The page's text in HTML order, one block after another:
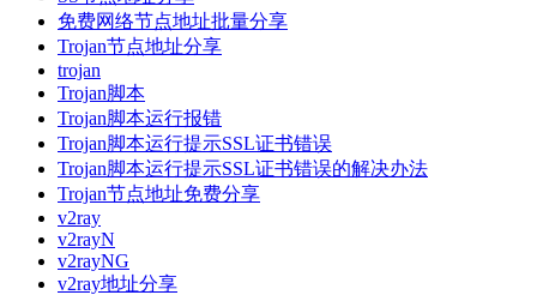
免费网络节点地址批量分享
Trojan节点地址分享
trojan
Trojan脚本
Trojan脚本运行报错
Trojan脚本运行提示SSL证书错误
Trojan脚本运行提示SSL证书错误的解决办法
Trojan节点地址免费分享
v2ray
v2rayN
v2rayNG
v2ray地址分享